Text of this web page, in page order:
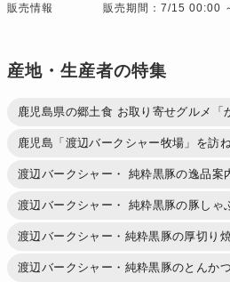
販売情報 販売期間：7/15 00:00
産地・生産者の特集
鹿児島県の郷土食 お取り寄せグルメ「
鹿児島「渡辺バークシャー牧場」を訪
渡辺バークシャー・ 純粋黒豚の逸品案
渡辺バークシャー・ 純粋黒豚の豚しゃ
渡辺バークシャー・純粋黒豚の厚切り
渡辺バークシャー・純粋黒豚のとんかつ